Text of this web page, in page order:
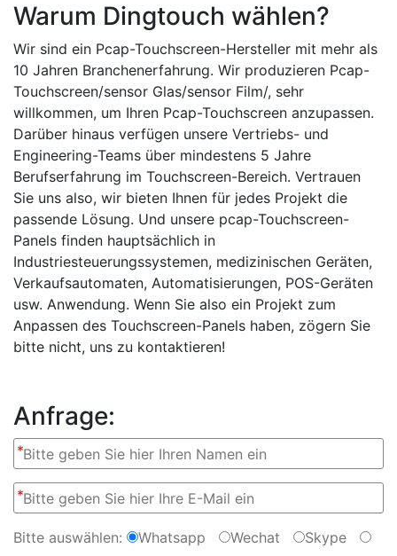
Warum Dingtouch wählen?
Wir sind ein Pcap-Touchscreen-Hersteller mit mehr als
10 Jahren Branchenerfahrung. Wir produzieren Pcap-
Touchscreen/sensor Glas/sensor Film/, sehr
willkommen, um Ihren Pcap-Touchscreen anzupassen.
Darüber hinaus verfügen unsere Vertriebs- und
Engineering-Teams über mindestens 5 Jahre
Berufserfahrung im Touchscreen-Bereich. Vertrauen
Sie uns also, wir bieten Ihnen für jedes Projekt die
passende Lösung. Und unsere pcap-Touchscreen-
Panels finden hauptsächlich in
Industriesteuerungssystemen, medizinischen Geräten,
Verkaufsautomaten, Automatisierungen, POS-Geräten
usw. Anwendung. Wenn Sie also ein Projekt zum
Anpassen des Touchscreen-Panels haben, zögern Sie
bitte nicht, uns zu kontaktieren!
Anfrage:
*
*
Bitte auswählen: Whatsapp Wechat
Skype